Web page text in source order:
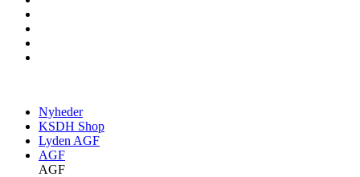
Nyheder
KSDH Shop
Lyden AGF
AGF
AGF